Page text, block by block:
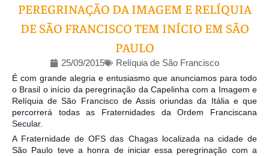
PEREGRINAÇÃO DA IMAGEM E RELÍQUIA
DE SÃO FRANCISCO TEM INÍCIO EM SÃO
PAULO
25/09/2015 Relíquia de São Francisco
É com grande alegria e entusiasmo que anunciamos para todo
o Brasil o início da peregrinação da Capelinha com a Imagem e
Relíquia de São Francisco de Assis oriundas da Itália e que
percorrerá todas as Fraternidades da Ordem Franciscana
Secular.
A Fraternidade de OFS das Chagas localizada na cidade de
São Paulo teve a honra de iniciar essa peregrinação com a